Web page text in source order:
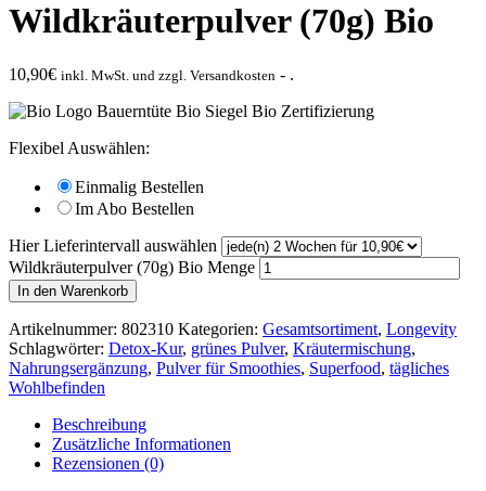
Wildkräuterpulver (70g) Bio
10,90€ inkl. MwSt. und zzgl. Versandkosten - .
Flexibel Auswählen:
Einmalig Bestellen
Im Abo Bestellen
Hier Lieferintervall auswählen
Wildkräuterpulver (70g) Bio Menge
In den Warenkorb
Artikelnummer: 802310 Kategorien: Gesamtsortiment, Longevity
Schlagwörter: Detox-Kur, grünes Pulver, Kräutermischung,
Nahrungsergänzung, Pulver für Smoothies, Superfood, tägliches
Wohlbefinden
Beschreibung
Zusätzliche Informationen
Rezensionen (0)